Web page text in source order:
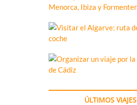
ÚLTIMOS VIAJES